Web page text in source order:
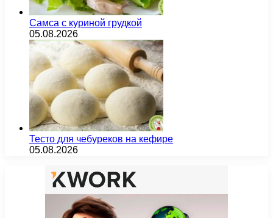
Самса с куриной грудкой
05.08.2026
Тесто для чебуреков на кефире
05.08.2026